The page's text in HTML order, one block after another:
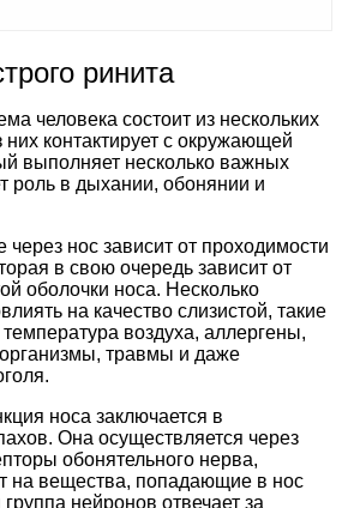
ринита
человека состоит из нескольких
контактирует с окружающей
выполняет несколько важных
роль в дыхании, обонянии и
нос зависит от проходимости
в свою очередь зависит от
оболочки носа. Несколько
на качество слизистой, такие
воздуха, аллергены,
травмы и даже
носа заключается в
Она осуществляется через
обонятельного нерва,
на вещества, попадающие в нос
нейронов отвечает за